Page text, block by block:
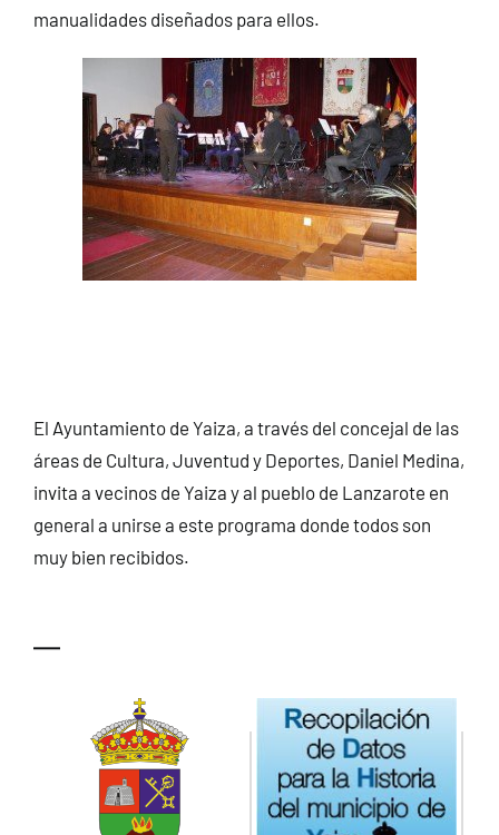
manualidades diseñados para ellos.
El Ayuntamiento de Yaiza, a través del concejal de las
áreas de Cultura, Juventud y Deportes, Daniel Medina,
invita a vecinos de Yaiza y al pueblo de Lanzarote en
general a unirse a este programa donde todos son
muy bien recibidos.
—